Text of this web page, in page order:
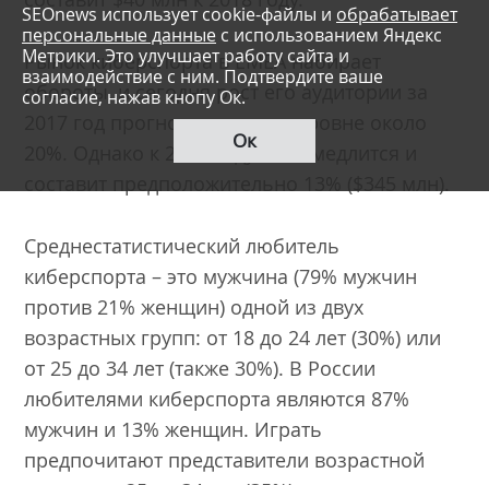
Рынок киберспорта в EMEA набирает
обороты, и сегодня рост его аудитории за
2017 год прогнозируется на уровне около
20%. Однако к 2018 году он замедлится и
Среднестатистический любитель
киберспорта – это мужчина (79% мужчин
против 21% женщин) одной из двух
возрастных групп: от 18 до 24 лет (30%) или
от 25 до 34 лет (также 30%). В России
любителями киберспорта являются 87%
мужчин и 13% женщин. Играть
предпочитают представители возрастной
SEOnews использует cookie-файлы и обрабатывает
персональные данные с использованием Яндекс
Метрики. Это улучшает работу сайта и
взаимодействие с ним. Подтвердите ваше
согласие, нажав кнопу Ок.
Ок